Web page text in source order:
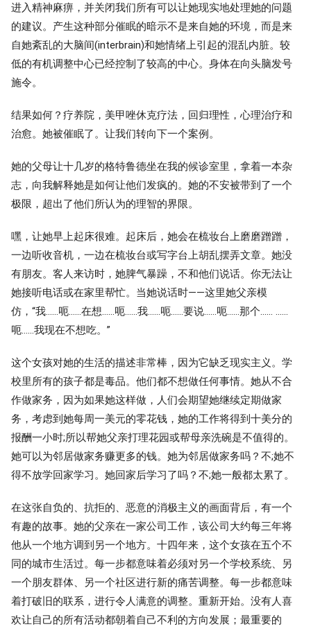
进入精神麻痹，并关闭我们所有可以让她现实地处理她的问题
的建议。产生这种部分催眠的暗示不是来自她的环境，而是来
自她紊乱的大脑间(interbrain)和她情绪上引起的混乱内脏。较
低的有机调整中心已经控制了较高的中心。身体在向头脑发号
施令。
结果如何？疗养院，美甲唑休克疗法，回归理性，心理治疗和
治愈。她被催眠了。让我们转向下一个案例。
她的父母让十几岁的格特鲁德坐在我的候诊室里，拿着一本杂
志，向我解释她是如何让他们发疯的。她的不安被带到了一个
极限，超出了他们所认为的理智的界限。
嘿，让她早上起床很难。起床后，她会在梳妆台上磨磨蹭蹭，
一边听收音机，一边在梳妆台或写字台上胡乱摆弄文章。她没
有朋友。客人来访时，她脾气暴躁，不和他们说话。你无法让
她接听电话或在家里帮忙。当她说话时——这里她父亲模
仿，“我……呃……在想……呃……我……呃……要说……呃……那个…… ……
呃……我现在不想吃。”
这个女孩对她的生活的描述非常棒，因为它缺乏现实主义。学
校里所有的孩子都是毒品。他们都不想做任何事情。她从不合
作做家务，因为如果她这样做，人们会期望她继续定期做家
务，考虑到她每周一美元的零花钱，她的工作将得到十美分的
报酬一小时;所以帮她父亲打理花园或帮母亲洗碗是不值得的。
她可以为邻居做家务赚更多的钱。她为邻居做家务吗？不;她不
得不放学回家学习。她回家后学习了吗？不;她一般都太累了。
在这张自负的、抗拒的、恶意的消极主义的画面背后，有一个
有趣的故事。她的父亲在一家公司工作，该公司大约每三年将
他从一个地方调到另一个地方。十四年来，这个女孩在五个不
同的城市生活过。每一步都意味着必须对另一个学校系统、另
一个朋友群体、另一个社区进行新的痛苦调整。每一步都意味
着打破旧的联系，进行令人满意的调整。重新开始。没有人喜
欢让自己的所有活动都朝着自己不利的方向发展；最重要的